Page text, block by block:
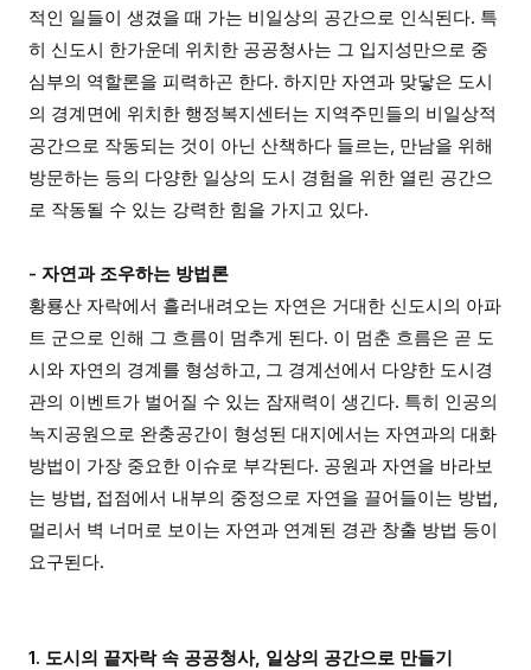
적인 일들이 생겼을 때 가는 비일상의 공간으로 인식된다. 특
히 신도시 한가운데 위치한 공공청사는 그 입지성만으로 중
심부의 역할론을 피력하곤 한다. 하지만 자연과 맞닿은 도시
의 경계면에 위치한 행정복지센터는 지역주민들의 비일상적
공간으로 작동되는 것이 아닌 산책하다 들르는, 만남을 위해
방문하는 등의 다양한 일상의 도시 경험을 위한 열린 공간으
로 작동될 수 있는 강력한 힘을 가지고 있다.
- 자연과 조우하는 방법론
황룡산 자락에서 흘러내려오는 자연은 거대한 신도시의 아파
트 군으로 인해 그 흐름이 멈추게 된다. 이 멈춘 흐름은 곧 도
시와 자연의 경계를 형성하고, 그 경계선에서 다양한 도시경
관의 이벤트가 벌어질 수 있는 잠재력이 생긴다. 특히 인공의
녹지공원으로 완충공간이 형성된 대지에서는 자연과의 대화
방법이 가장 중요한 이슈로 부각된다. 공원과 자연을 바라보
는 방법, 접점에서 내부의 중정으로 자연을 끌어들이는 방법,
멀리서 벽 너머로 보이는 자연과 연계된 경관 창출 방법 등이
요구된다.
1. 도시의 끝자락 속 공공청사, 일상의 공간으로 만들기